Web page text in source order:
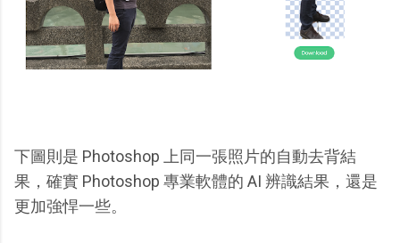
下圖則是 Photoshop 上同一張照片的自動去背結
果，確實 Photoshop 專業軟體的 AI 辨識結果，還是
更加強悍一些。